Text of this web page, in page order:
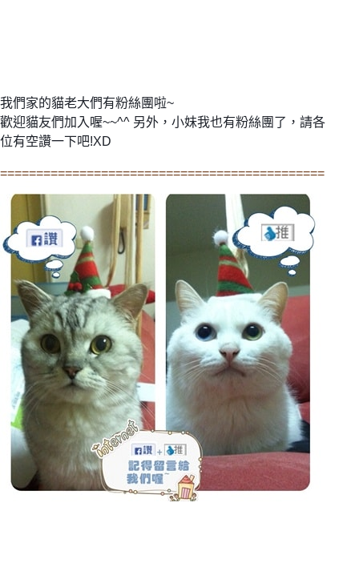
我們家的貓老大們有粉絲團啦~
歡迎貓友們加入喔~~^^ 另外，小妹我也有粉絲團了，請各
位有空讚一下吧!XD
=============================================